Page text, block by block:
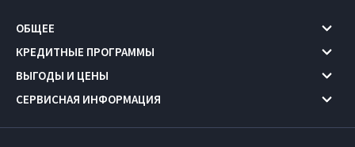
ОБЩЕЕ
КРЕДИТНЫЕ ПРОГРАММЫ
ВЫГОДЫ И ЦЕНЫ
СЕРВИСНАЯ ИНФОРМАЦИЯ